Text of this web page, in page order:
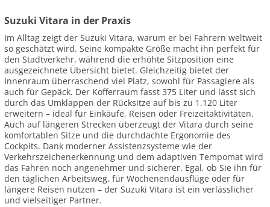
Suzuki Vitara in der Praxis
Im Alltag zeigt der Suzuki Vitara, warum er bei Fahrern weltweit
so geschätzt wird. Seine kompakte Größe macht ihn perfekt für
den Stadtverkehr, während die erhöhte Sitzposition eine
ausgezeichnete Übersicht bietet. Gleichzeitig bietet der
Innenraum überraschend viel Platz, sowohl für Passagiere als
auch für Gepäck. Der Kofferraum fasst 375 Liter und lässt sich
durch das Umklappen der Rücksitze auf bis zu 1.120 Liter
erweitern – ideal für Einkäufe, Reisen oder Freizeitaktivitäten.
Auch auf längeren Strecken überzeugt der Vitara durch seine
komfortablen Sitze und die durchdachte Ergonomie des
Cockpits. Dank moderner Assistenzsysteme wie der
Verkehrszeichenerkennung und dem adaptiven Tempomat wird
das Fahren noch angenehmer und sicherer. Egal, ob Sie ihn für
den täglichen Arbeitsweg, für Wochenendausflüge oder für
längere Reisen nutzen – der Suzuki Vitara ist ein verlässlicher
und vielseitiger Partner.